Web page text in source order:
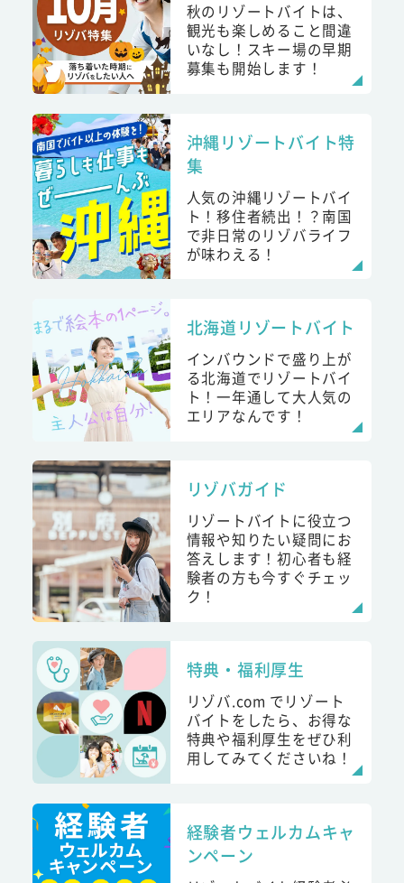
秋のリゾートバイトは、
観光も楽しめること間違
いなし！スキー場の早期
募集も開始します！
沖縄リゾートバイト特
集
人気の沖縄リゾートバイ
ト！移住者続出！？南国
で非日常のリゾバライフ
が味わえる！
北海道リゾートバイト
インバウンドで盛り上が
る北海道でリゾートバイ
ト！一年通して大人気の
エリアなんです！
リゾバガイド
リゾートバイトに役立つ
情報や知りたい疑問にお
答えします！初心者も経
験者の方も今すぐチェッ
ク！
特典・福利厚生
リゾバ.com でリゾート
バイトをしたら、お得な
特典や福利厚生をぜひ利
用してみてくださいね！
経験者ウェルカムキャ
ンペーン